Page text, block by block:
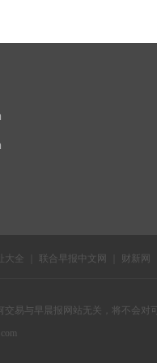
大全 联合早报中文网 财新网
易与早晨报网站无关，将不会对